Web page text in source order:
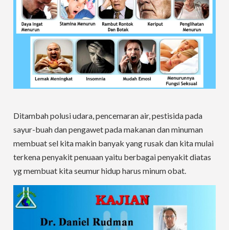
Ditambah polusi udara, pencemaran air, pestisida pada
sayur-buah dan pengawet pada makanan dan minuman
membuat sel kita makin banyak yang rusak dan kita mulai
terkena penyakit penuaan yaitu berbagai penyakit diatas
yg membuat kita seumur hidup harus minum obat.